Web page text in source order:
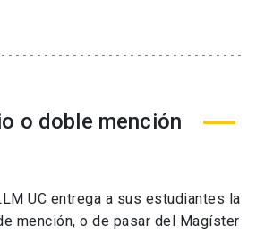
o doble mención
UC entrega a sus estudiantes la
mención, o de pasar del Magíster